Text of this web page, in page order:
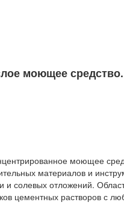
моющее средство.
моющее
материалов и
и солевых отложений.
цементных растворов с